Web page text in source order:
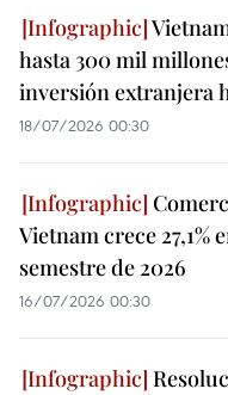
hasta 300 mil
inversión extranjera
18/07/2026 00:30
Vietnam crece 27,1%
semestre de 2026
16/07/2026 00:30